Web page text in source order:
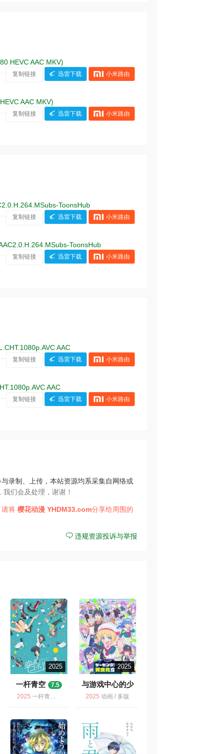
HEVC AAC MKV)
复制链接 迅雷下载 小米路由
AAC MKV)
复制链接 迅雷下载 小米路由
ToonsHub
复制链接 迅雷下载 小米路由
ToonsHub
复制链接 迅雷下载 小米路由
AAC
复制链接 迅雷下载 小米路由
AAC
复制链接 迅雷下载 小米路由
录制、上传，本站资源均系采集自网络或
们会及处理，谢谢！
请将樱花动漫 YHDM33.com分享给周围的
违规资源投诉与举报
2025
一杆青空
7.5
2025 一杆青空 / 多版 / 动画
2025
与游戏中心的少
女异文化交流的
2025 动画 / 多版